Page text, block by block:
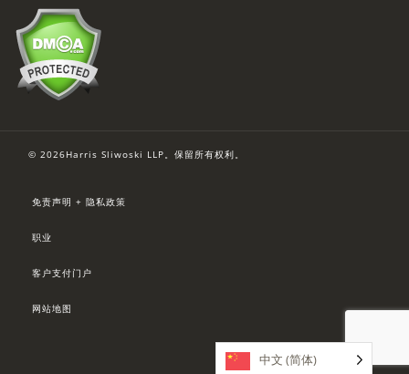
© 2026Harris Sliwoski LLP。保留所有权利。
免责声明 + 隐私政策
职业
客户支付门户
网站地图
中文 (简体)